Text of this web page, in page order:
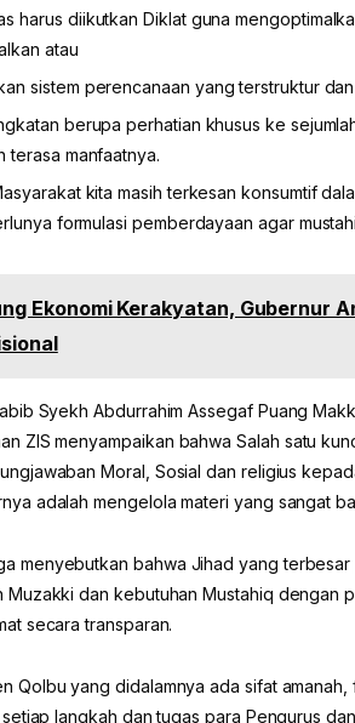
harus diikutkan Diklat guna
atau
sistem perencanaan yang terstruktur
berupa perhatian khusus ke
terasa manfaatnya.
kita masih terkesan konsumtif
formulasi pemberdayaan agar
Ekonomi Kerakyatan, Gubernur
Syekh Abdurrahim Assegaf Puang
ZIS menyampaikan bahwa Salah satu
Moral, Sosial dan religius
adalah mengelola materi yang sangat
menyebutkan bahwa Jihad yang
Muzakki dan kebutuhan Mustahiq dengan
secara transparan.
Qolbu yang didalamnya ada sifat
langkah dan tugas para Pengurus